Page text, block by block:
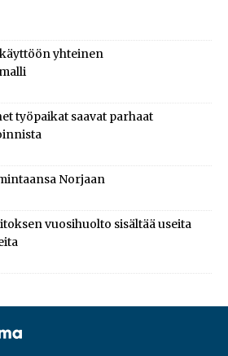
yhteinen
työpaikat saavat parhaat
Norjaan
vuosihuolto sisältää useita